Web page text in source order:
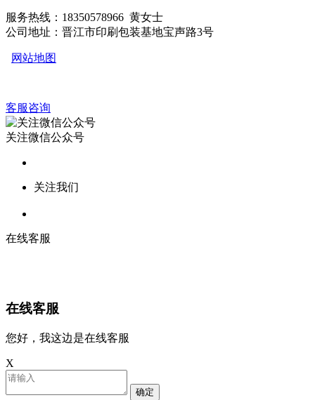
服务热线：18350578966 黄女士
公司地址：晋江市印刷包装基地宝声路3号
网站地图
客服咨询
关注微信公众号
关注我们
在线客服
在线客服
您好，我这边是在线客服
X
确定